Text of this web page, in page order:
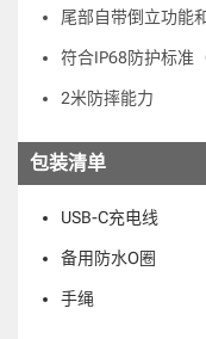
尾部自带倒立功能
符合IP68防护标准
2米防摔能力
包装清单
USB-C充电线
备用防水O圈
手绳